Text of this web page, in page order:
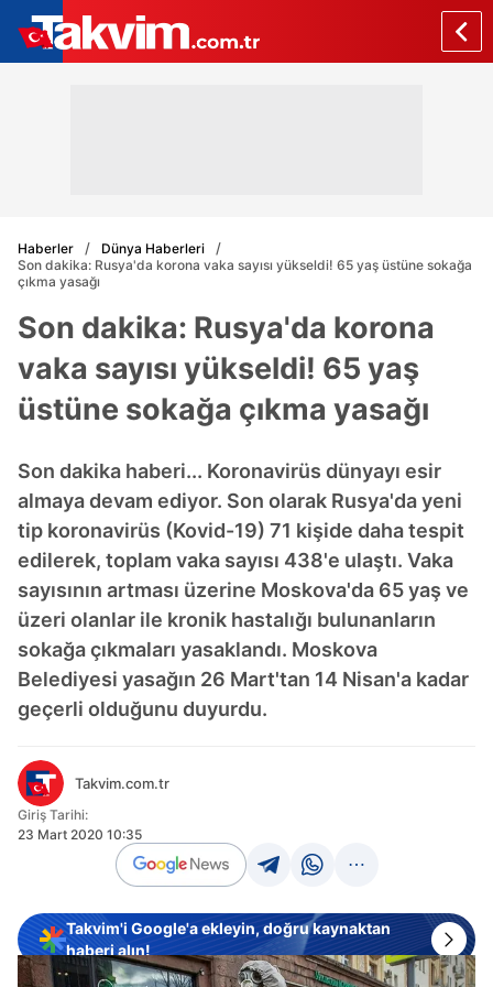
Haberler
Dünya Haberleri
Son dakika: Rusya'da korona vaka sayısı yükseldi! 65 yaş üstüne sokağa
çıkma yasağı
Son dakika: Rusya'da korona
vaka sayısı yükseldi! 65 yaş
üstüne sokağa çıkma yasağı
Son dakika haberi... Koronavirüs dünyayı esir
almaya devam ediyor. Son olarak Rusya'da yeni
tip koronavirüs (Kovid-19) 71 kişide daha tespit
edilerek, toplam vaka sayısı 438'e ulaştı. Vaka
sayısının artması üzerine Moskova'da 65 yaş ve
üzeri olanlar ile kronik hastalığı bulunanların
sokağa çıkmaları yasaklandı. Moskova
Belediyesi yasağın 26 Mart'tan 14 Nisan'a kadar
geçerli olduğunu duyurdu.
Takvim.com.tr
Giriş Tarihi:
23 Mart 2020 10:35
Takvim'i Google'a ekleyin, doğru kaynaktan
haberi alın!